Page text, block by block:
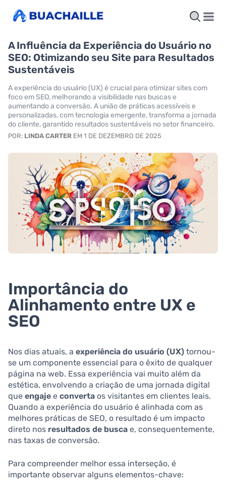
A Influência da Experiência do Usuário no
SEO: Otimizando seu Site para Resultados
Sustentáveis
A experiência do usuário (UX) é crucial para otimizar sites com
foco em SEO, melhorando a visibilidade nas buscas e
aumentando a conversão. A união de práticas acessíveis e
personalizadas, com tecnologia emergente, transforma a jornada
do cliente, garantido resultados sustentáveis no setor financeiro.
POR: LINDA CARTER EM 1 DE DEZEMBRO DE 2025
Importância do
Alinhamento entre UX e
SEO
Nos dias atuais, a experiência do usuário (UX) tornou-
se um componente essencial para o êxito de qualquer
página na web. Essa experiência vai muito além da
estética, envolvendo a criação de uma jornada digital
que engaje e converta os visitantes em clientes leais.
Quando a experiência do usuário é alinhada com as
melhores práticas de SEO, o resultado é um impacto
direto nos resultados de busca e, consequentemente,
nas taxas de conversão.
Para compreender melhor essa interseção, é
importante observar alguns elementos-chave: